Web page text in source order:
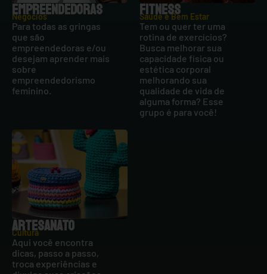
EMPREENDEDORAS
Negócios
Para todas as gringas
que são
empreendedoras e/ou
desejam aprender mais
sobre
empreendedorismo
feminino.
FITNESS
Saúde e Bem Estar
Tem ou quer ter uma
rotina de exercícios?
Busca melhorar sua
capacidade física ou
estética corporal
melhorando sua
qualidade de vida de
alguma forma? Esse
grupo é para você!
ARTESANATO
Cultura
Aqui você encontra
dicas, passo a passo,
troca experiências e